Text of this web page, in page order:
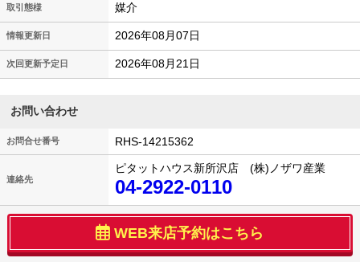
取引態様 媒介
情報更新日 2026年08月07日
次回更新予定日 2026年08月21日
お問い合わせ
お問合せ番号 RHS-14215362
連絡先
ピタットハウス新所沢店 (株)ノザワ産業
04-2922-0110
WEB来店予約はこちら